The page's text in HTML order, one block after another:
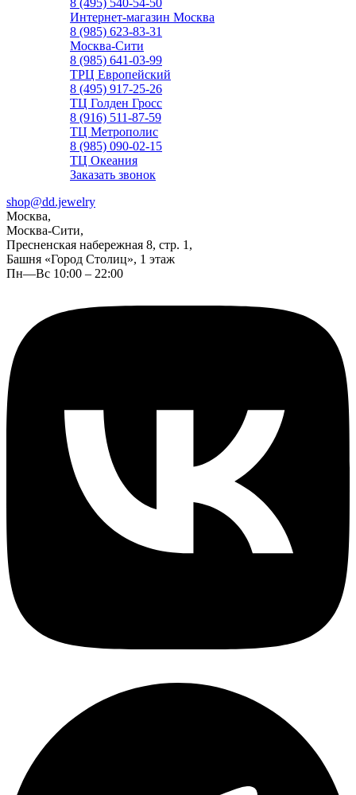
8 (495) 540-54-50
Интернет-магазин Москва
8 (985) 623-83-31
Москва-Сити
8 (985) 641-03-99
ТРЦ Европейский
8 (495) 917-25-26
ТЦ Голден Гросс
8 (916) 511-87-59
ТЦ Метрополис
8 (985) 090-02-15
ТЦ Океания
Заказать звонок
shop@dd.jewelry
Москва,
Москва-Сити,
Пресненская набережная 8, стр. 1,
Башня «Город Столиц», 1 этаж
Пн—Вс 10:00 – 22:00